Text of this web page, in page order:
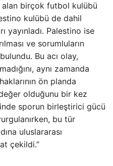
alan birçok futbol kulübü
kulübü de dahil
yayınladı. Palestino ise
ve sorumluların
Bu acı olay,
aynı zamanda
ön planda
olduğunu bir kez
sporun birleştirici gücü
bu tür
uluslararası
çekildi.”